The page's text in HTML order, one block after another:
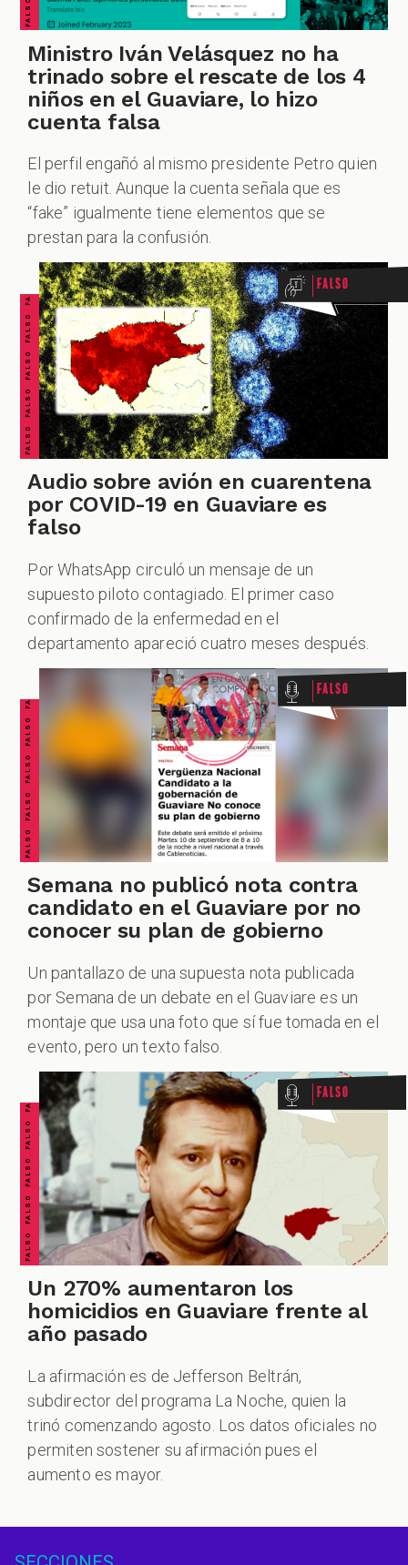
Ministro Iván Velásquez no ha
trinado sobre el rescate de los 4
niños en el Guaviare, lo hizo
cuenta falsa
El perfil engañó al mismo presidente Petro quien
le dio retuit. Aunque la cuenta señala que es
“fake” igualmente tiene elementos que se
prestan para la confusión.
FALSO FALSO FALSO FALSO FALSO FALSO FALSO Falso
Audio sobre avión en cuarentena
por COVID-19 en Guaviare es
falso
Por WhatsApp circuló un mensaje de un
supuesto piloto contagiado. El primer caso
confirmado de la enfermedad en el
departamento apareció cuatro meses después.
FALSO FALSO FALSO FALSO FALSO FALSO FALSO Falso
Semana no publicó nota contra
candidato en el Guaviare por no
conocer su plan de gobierno
Un pantallazo de una supuesta nota publicada
por Semana de un debate en el Guaviare es un
montaje que usa una foto que sí fue tomada en el
evento, pero un texto falso.
FALSO FALSO FALSO FALSO FALSO FALSO FALSO Falso
Un 270% aumentaron los
homicidios en Guaviare frente al
año pasado
La afirmación es de Jefferson Beltrán,
subdirector del programa La Noche, quien la
trinó comenzando agosto. Los datos oficiales no
permiten sostener su afirmación pues el
aumento es mayor.